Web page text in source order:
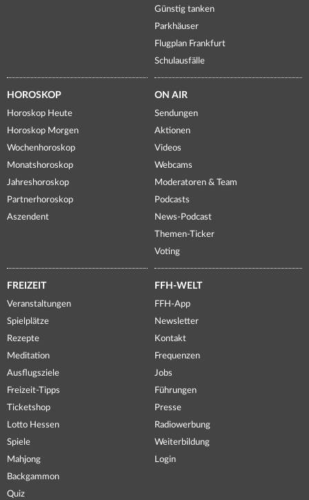
Günstig tanken
Parkhäuser
Flugplan Frankfurt
Schulausfälle
HOROSKOP
Horoskop Heute
Horoskop Morgen
Wochenhoroskop
Monatshoroskop
Jahreshoroskop
Partnerhoroskop
Aszendent
ON AIR
Sendungen
Aktionen
Videos
Webcams
Moderatoren & Team
Podcasts
News-Podcast
Themen-Ticker
Voting
FREIZEIT
Veranstaltungen
Spielplätze
Rezepte
Meditation
Ausflugsziele
Freizeit-Tipps
Ticketshop
Lotto Hessen
Spiele
Mahjong
Backgammon
Quiz
FFH-WELT
FFH-App
Newsletter
Kontakt
Frequenzen
Jobs
Führungen
Presse
Radiowerbung
Weiterbildung
Login